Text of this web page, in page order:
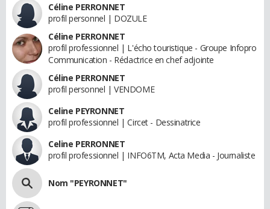
Céline PERRONNET
profil personnel | DOZULE
Céline PERRONNET
profil professionnel | L'écho touristique - Groupe Infopro
Communication - Rédactrice en chef adjointe
Céline PERRONNET
profil personnel | VENDOME
Celine PEYRONNET
profil professionnel | Circet - Dessinatrice
Celine PERRONNET
profil professionnel | INFO6TM, Acta Media - Journaliste
Nom "PEYRONNET"